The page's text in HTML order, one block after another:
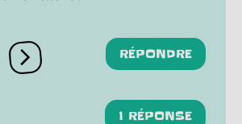
Ouvrir les réactions
RÉPONDRE
1 RÉPONSE